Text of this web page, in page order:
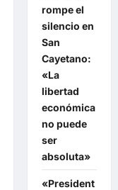
rompe el
silencio en
San
Cayetano:
«La
libertad
económica
no puede
ser
absoluta»
«President